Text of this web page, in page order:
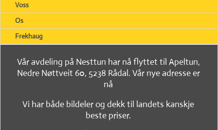
Voss
Os
Frekhaug
Vår avdeling på Nesttun har nå flyttet til Apeltun,
Nedre Nøttveit 60, 5238 Rådal. Vår nye adresse er
nå
Vi har både bildeler og dekk til landets kanskje
beste priser.